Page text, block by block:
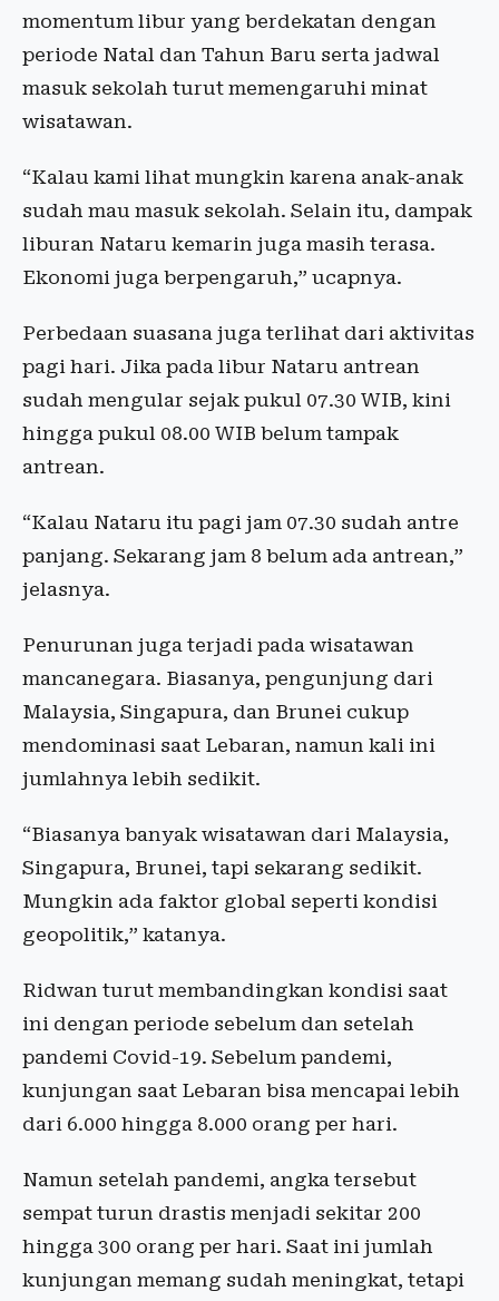
momentum libur yang berdekatan dengan
periode Natal dan Tahun Baru serta jadwal
masuk sekolah turut memengaruhi minat
wisatawan.
“Kalau kami lihat mungkin karena anak-anak
sudah mau masuk sekolah. Selain itu, dampak
liburan Nataru kemarin juga masih terasa.
Ekonomi juga berpengaruh,” ucapnya.
Perbedaan suasana juga terlihat dari aktivitas
pagi hari. Jika pada libur Nataru antrean
sudah mengular sejak pukul 07.30 WIB, kini
hingga pukul 08.00 WIB belum tampak
antrean.
“Kalau Nataru itu pagi jam 07.30 sudah antre
panjang. Sekarang jam 8 belum ada antrean,”
jelasnya.
Penurunan juga terjadi pada wisatawan
mancanegara. Biasanya, pengunjung dari
Malaysia, Singapura, dan Brunei cukup
mendominasi saat Lebaran, namun kali ini
jumlahnya lebih sedikit.
“Biasanya banyak wisatawan dari Malaysia,
Singapura, Brunei, tapi sekarang sedikit.
Mungkin ada faktor global seperti kondisi
geopolitik,” katanya.
Ridwan turut membandingkan kondisi saat
ini dengan periode sebelum dan setelah
pandemi Covid-19. Sebelum pandemi,
kunjungan saat Lebaran bisa mencapai lebih
dari 6.000 hingga 8.000 orang per hari.
Namun setelah pandemi, angka tersebut
sempat turun drastis menjadi sekitar 200
hingga 300 orang per hari. Saat ini jumlah
kunjungan memang sudah meningkat, tetapi